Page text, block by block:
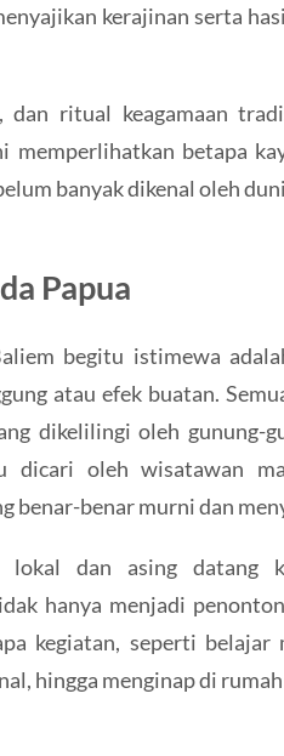
kerajinan serta
dan ritual keagamaan
memperlihatkan betapa
banyak dikenal oleh
Papua
begitu istimewa
atau efek buatan.
dikelilingi oleh gunung-
oleh wisatawan
benar-benar murni dan
lokal dan asing datang
hanya menjadi
kegiatan, seperti belajar
hingga menginap di